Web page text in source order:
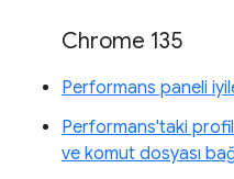
Chrome 135
Performans paneli
Performans'taki profil
ve komut dosyası